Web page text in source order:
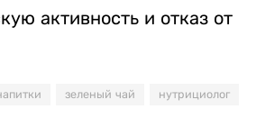
активность и отказ от
зеленый чай нутрициолог